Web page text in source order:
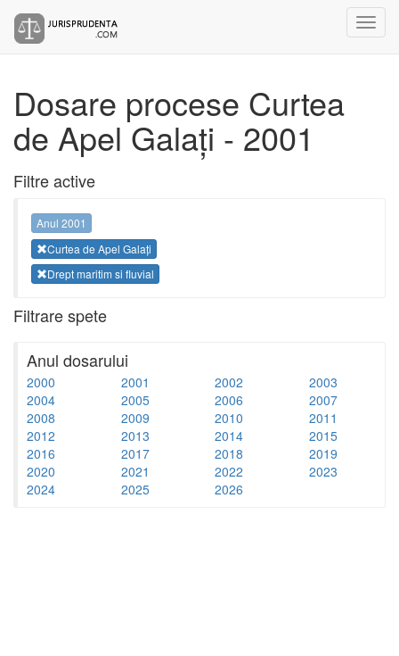
Dosare procese Curtea
de Apel Galați - 2001
Filtre active
Anul 2001
Curtea de Apel Galați
Drept maritim si fluvial
Filtrare spete
Anul dosarului
2000 2001 2002
2003
2004
2005 2006
2007
2008
2009 2010
2011
2012
2013 2014
2015
2016
2017 2018
2019
2020
2021 2022
2023
2024
2025 2026